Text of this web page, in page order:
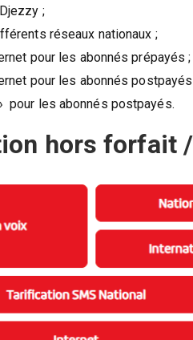
;
réseaux nationaux ;
pour les abonnés prépayés ;
pour les abonnés
pour les abonnés postpayés.
hors forfait